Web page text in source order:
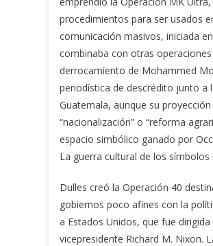
procedimientos para ser usados
comunicación masivos, iniciada
combinaba con otras
derrocamiento de Mohammed
periodística de descrédito junto a
Guatemala, aunque su
“nacionalización” o “reforma
espacio simbólico ganado por
La guerra cultural de los símbolos
Dulles creó la Operación 40
gobiernos poco afines con la
a Estados Unidos, que fue dirigida
vicepresidente Richard M. Nixon.